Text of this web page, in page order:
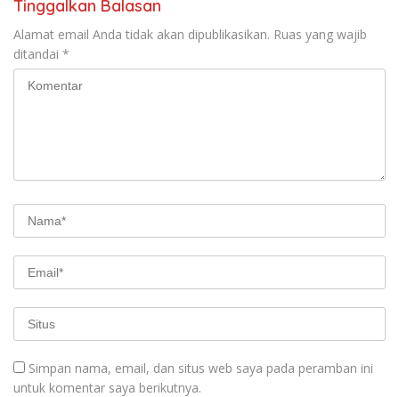
Tinggalkan Balasan
Alamat email Anda tidak akan dipublikasikan. Ruas yang wajib
ditandai *
Simpan nama, email, dan situs web saya pada peramban ini
untuk komentar saya berikutnya.